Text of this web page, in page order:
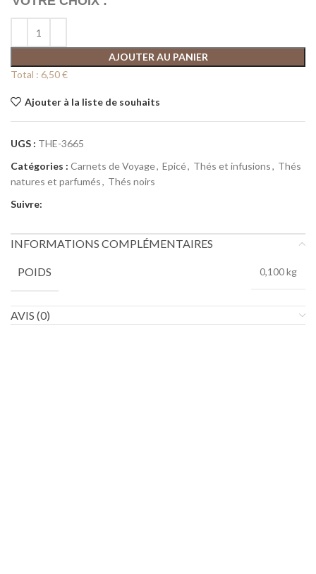
AJOUTER AU PANIER
Total : 6,50 €
Ajouter à la liste de souhaits
UGS : THE-3665
Catégories : Carnets de Voyage, Epicé, Thés et infusions, Thés
natures et parfumés, Thés noirs
Suivre:
INFORMATIONS COMPLÉMENTAIRES
POIDS 0,100 kg
AVIS (0)